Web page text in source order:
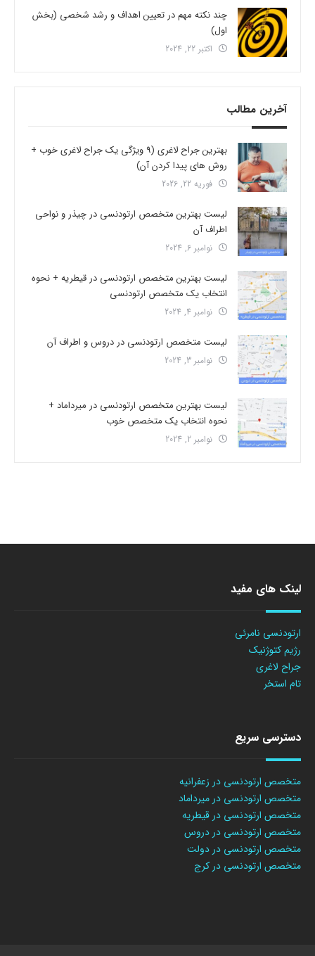
چند نکته مهم در تعیین اهداف و رشد شخصی (بخش
اول)
اکتبر 22, 2024
آخرین مطالب
بهترین جراح لاغری (9 ویژگی یک جراح لاغری خوب +
روش های پیدا کردن آن)
فوریه 22, 2026
لیست بهترین متخصص ارتودنسی در چیذر و نواحی
اطراف آن
نوامبر 6, 2024
لیست بهترین متخصص ارتودنسی در قیطریه + نحوه
انتخاب یک متخصص ارتودنسی
نوامبر 4, 2024
لیست متخصص ارتودنسی در دروس و اطراف آن
نوامبر 3, 2024
لیست بهترین متخصص ارتودنسی در میرداماد +
نحوه انتخاب یک متخصص خوب
نوامبر 2, 2024
لینک های مفید
ارتودنسی نامرئی
رژیم کتوژنیک
جراح لاغری
تام استخر
دسترسی سریع
متخصص ارتودنسی در زعفرانیه
متخصص ارتودنسی در میرداماد
متخصص ارتودنسی در قیطریه
متخصص ارتودنسی در دروس
متخصص ارتودنسی در دولت
متخصص ارتودنسی در کرج